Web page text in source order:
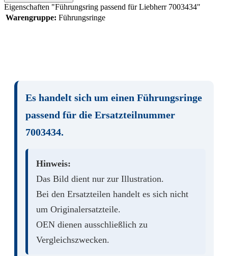
Eigenschaften "Führungsring passend für Liebherr 7003434"
Warengruppe: Führungsringe
Es handelt sich um einen Führungsringe
passend für die Ersatzteilnummer
7003434.
Hinweis:
Das Bild dient nur zur Illustration.
Bei den Ersatzteilen handelt es sich nicht
um Originalersatzteile.
OEN dienen ausschließlich zu
Vergleichszwecken.